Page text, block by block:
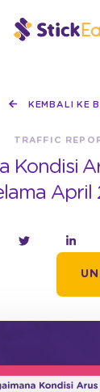
KEMBALI KE
TRAFFIC
Kondisi
April